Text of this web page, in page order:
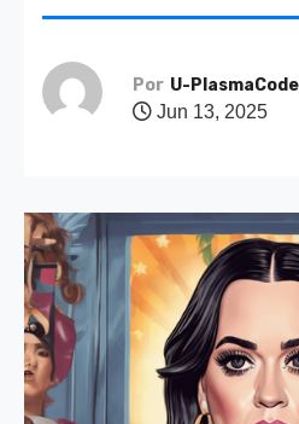
Por U-PlasmaCode
Jun 13, 2025